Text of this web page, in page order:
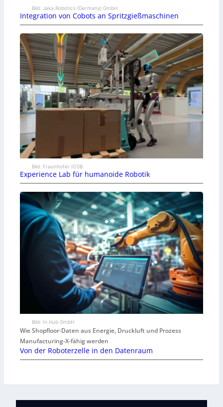
Bild: Jaka Robotics (Germany) GmbH
Integration von Cobots an Spritzgießmaschinen
Bild: Fraunhofer IOSB
Experience Lab für humanoide Robotik
Bild: In.Hub GmbH
Wie Shopfloor-Daten aus Energie, Druckluft und Prozess
Manufacturing-X-fähig werden
Von der Roboterzelle in den Datenraum